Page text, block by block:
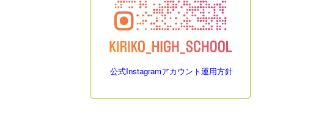
公式Instagramアカウント運用方針